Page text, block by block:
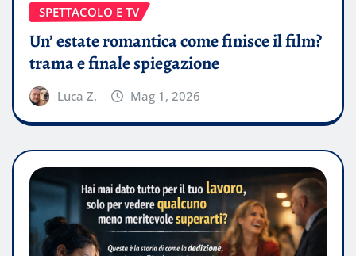
SPETTACOLO E TV
Un’ estate romantica come finisce il film?
trama e finale spiegazione
Luca Z. Mag 1, 2026